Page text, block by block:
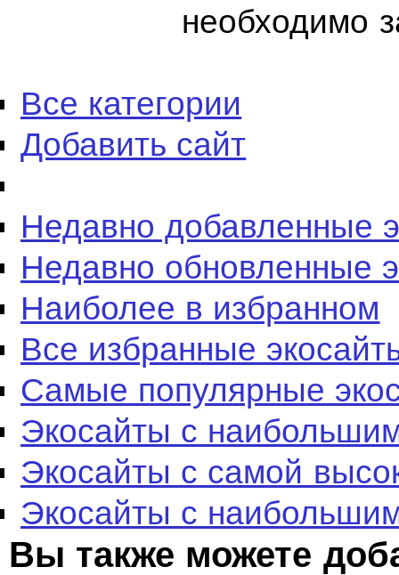
необходимо
Все категории
Добавить сайт
Недавно добавленные
Недавно обновленные
Наиболее в избранном
Все избранные
Самые популярные
Экосайты с
Экосайты с самой
Экосайты с
Вы также можете